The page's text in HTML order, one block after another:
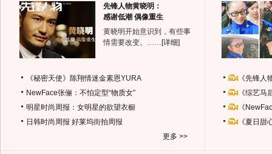
先锋人物黄晓明：
感谢低潮 偶像重生
黄晓明开始意识到，有些事
情需要改变。…… [详细]
《秘密天使》陈翔情迷金素恩YURA
NewFace张俪：不怕定型“物质女”
明星时尚周报：女明星的欲望衣橱
日韩时尚周报 好莱坞街拍周报
更多 >>
《先锋
《综艺
《
《夏日